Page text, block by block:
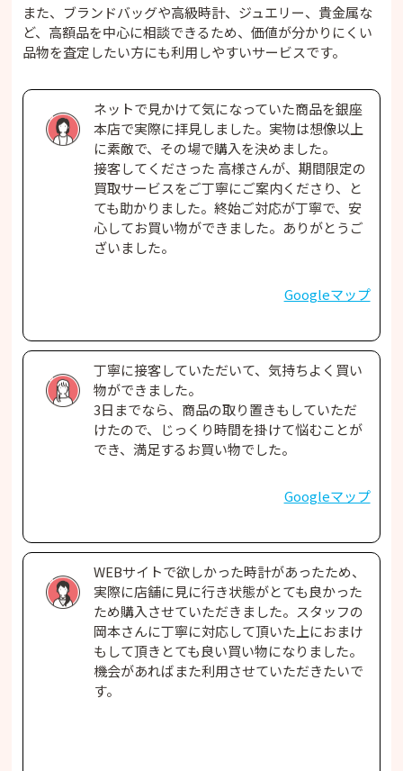
また、ブランドバッグや高級時計、ジュエリー、貴金属な
ど、高額品を中心に相談できるため、価値が分かりにくい
品物を査定したい方にも利用しやすいサービスです。
ネットで見かけて気になっていた商品を銀座
本店で実際に拝見しました。実物は想像以上
に素敵で、その場で購入を決めました。
接客してくださった 高様さんが、期間限定の
買取サービスをご丁寧にご案内くださり、と
ても助かりました。終始ご対応が丁寧で、安
心してお買い物ができました。ありがとうご
ざいました。
Googleマップ
丁寧に接客していただいて、気持ちよく買い
物ができました。
3日までなら、商品の取り置きもしていただ
けたので、じっくり時間を掛けて悩むことが
でき、満足するお買い物でした。
Googleマップ
WEBサイトで欲しかった時計があったため、
実際に店舗に見に行き状態がとても良かった
ため購入させていただきました。スタッフの
岡本さんに丁寧に対応して頂いた上におまけ
もして頂きとても良い買い物になりました。
機会があればまた利用させていただきたいで
す。